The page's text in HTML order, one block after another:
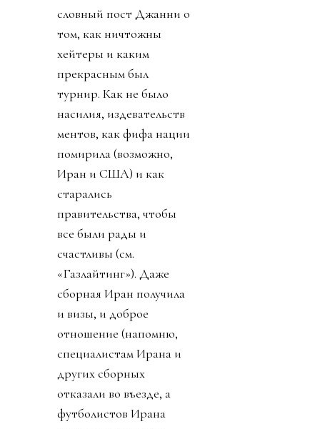
словный пост Джанни о
том, как ничтожны
хейтеры и каким
прекрасным был
турнир. Как не было
насилия, издевательств
ментов, как фифа нации
помирила (возможно,
Иран и США) и как
старались
правительства, чтобы
все были рады и
счастливы (см.
«Газлайтинг»). Даже
сборная Иран получила
и визы, и доброе
отношение (напомню,
специалистам Ирана и
других сборных
отказали во въезде, а
футболистов Ирана